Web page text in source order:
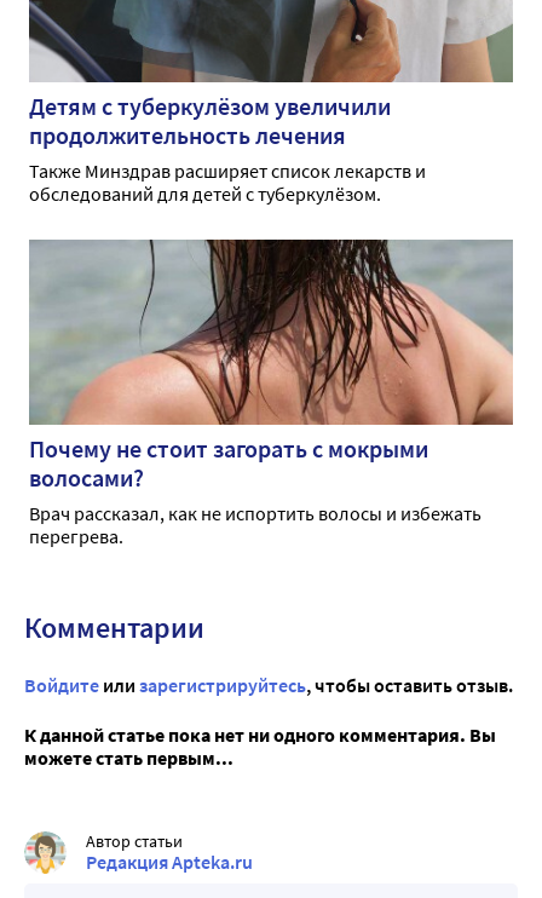
Детям с туберкулёзом увеличили
продолжительность лечения
Также Минздрав расширяет список лекарств и
обследований для детей с туберкулёзом.
Почему не стоит загорать с мокрыми
волосами?
Врач рассказал, как не испортить волосы и избежать
перегрева.
Комментарии
Войдите или зарегистрируйтесь, чтобы оставить отзыв.
К данной статье пока нет ни одного комментария. Вы
можете стать первым...
Автор статьи
Редакция Apteka.ru